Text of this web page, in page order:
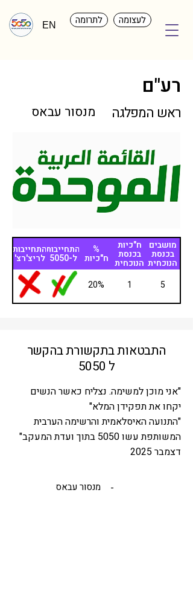
EN לתרומה לעצומה
רע"ם
מנסור עבאס ראש המפלגה
מושבים
בכנסת
הנוכחית
ח"כיות
בכנסת
הנוכחית
%
ח"כיות
התחייבות
ל-5050
התחייבות
לריצ'רצ'
5
1
20%
התבטאות בתקשורת בהקשר
ל 5050
"אני מוכן למשימה. נצליח כאשר הנשים
יקחו את תפקידן המלא"
"התנועה האיסלאמית והרשימה הערבית
המשותפת עשו 5050 בתוך ועדת המעקב"
דצמבר 2025
מנסור עבאס -